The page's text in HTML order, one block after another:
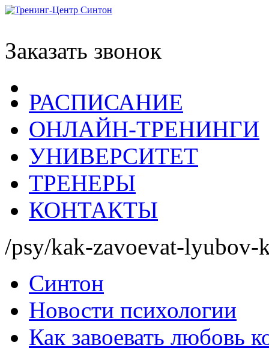
Заказать звонок
РАСПИСАНИЕ
ОНЛАЙН-ТРЕНИНГИ
УНИВЕРСИТЕТ
ТРЕНЕРЫ
КОНТАКТЫ
/psy/kak-zavoevat-lyubov-
Синтон
Новости психологии
Как завоевать любовь